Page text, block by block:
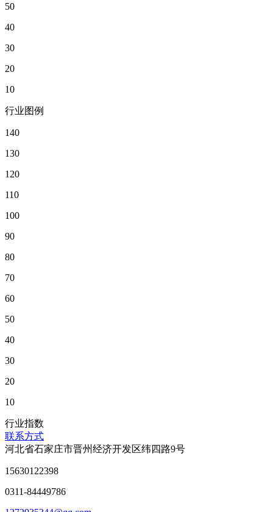
50
40
30
20
10
行业图例
140
130
120
110
100
90
80
70
60
50
40
30
20
10
行业指数
联系方式
河北省石家庄市晋州经济开发区纬四路9号
15630122398
0311-84449786